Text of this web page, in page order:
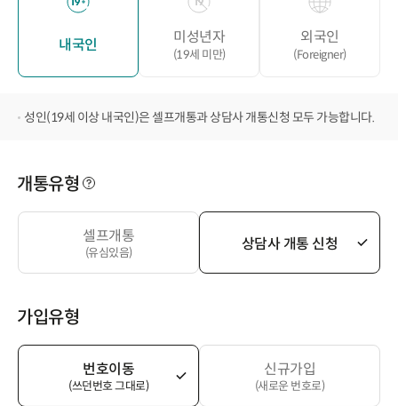
내국인 미성년자
(19세 미만)
외국인
(Foreigner)
성인(19세 이상 내국인)은 셀프개통과 상담사 개통신청 모두 가능합니다.
개통유형
셀프개통
(유심있음) 상담사 개통 신청
가입유형
번호이동
(쓰던번호 그대로)
신규가입
(새로운 번호로)